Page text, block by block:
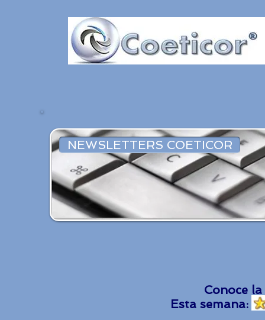
NEWSLETTERS COETICOR
Conoce
Esta